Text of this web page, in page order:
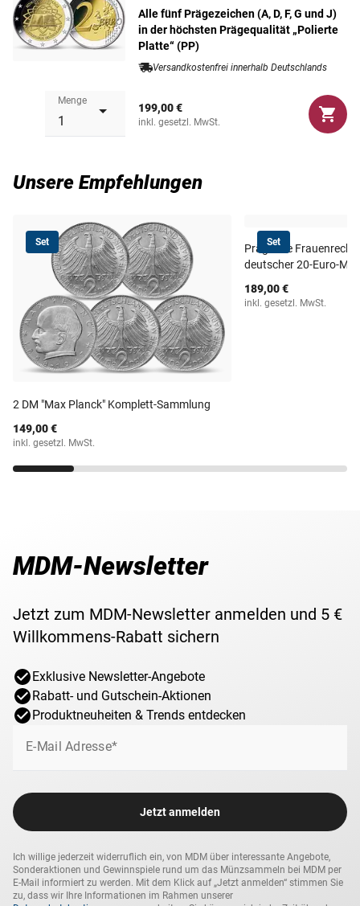
Alle fünf Prägezeichen (A, D, F, G und J)
in der höchsten Prägequalität „Polierte
Platte“ (PP)
Versandkostenfrei innerhalb Deutschlands
Menge
199,00 €
inkl. gesetzl. MwSt.
Unsere Empfehlungen
Set
2 DM "Max Planck" Komplett-Sammlung
149,00 €
inkl. gesetzl. MwSt.
Set
Prägende
deutscher
189,00 €
inkl. gesetzl. MwSt.
MDM-Newsletter
Jetzt zum MDM-Newsletter anmelden und 5 €
Willkommens-Rabatt sichern
Exklusive Newsletter-Angebote
Rabatt- und Gutschein-Aktionen
Produktneuheiten & Trends entdecken
E-Mail Adresse*
Jetzt anmelden
Ich willige jederzeit widerruflich ein, von MDM über interessante Angebote,
Sonderaktionen und Gewinnspiele rund um das Münzsammeln bei MDM per
E-Mail informiert zu werden. Mit dem Klick auf „Jetzt anmelden“ stimmen Sie
zu, dass wir Ihre Informationen im Rahmen unserer